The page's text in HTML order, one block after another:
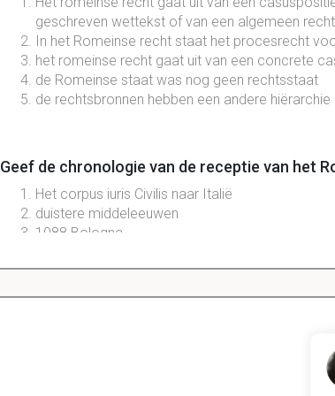
geschreven wettekst of van een algemeen
In het Romeinse recht staat het procesrecht
het romeinse recht gaat uit van een concrete
de Romeinse staat was nog geen rechtsstaat
de rechtsbronnen hebben een andere hiërarchie
Geef de chronologie van de receptie van het
Het corpus iuris Civilis naar Italië
duistere middeleeuwen
1088 Bologna
Glossatoren
de historische. School en de